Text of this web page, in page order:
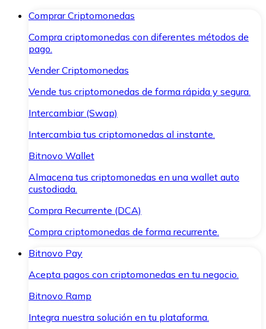
Comprar Criptomonedas
Compra criptomonedas con diferentes métodos de
pago.
Vender Criptomonedas
Vende tus criptomonedas de forma rápida y segura.
Intercambiar (Swap)
Intercambia tus criptomonedas al instante.
Bitnovo Wallet
Almacena tus criptomonedas en una wallet auto
custodiada.
Compra Recurrente (DCA)
Compra criptomonedas de forma recurrente.
Bitnovo Pay
Acepta pagos con criptomonedas en tu negocio.
Bitnovo Ramp
Integra nuestra solución en tu plataforma.